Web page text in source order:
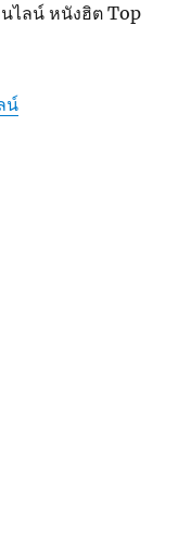
ไลน์ หนังฮิต Top
น์